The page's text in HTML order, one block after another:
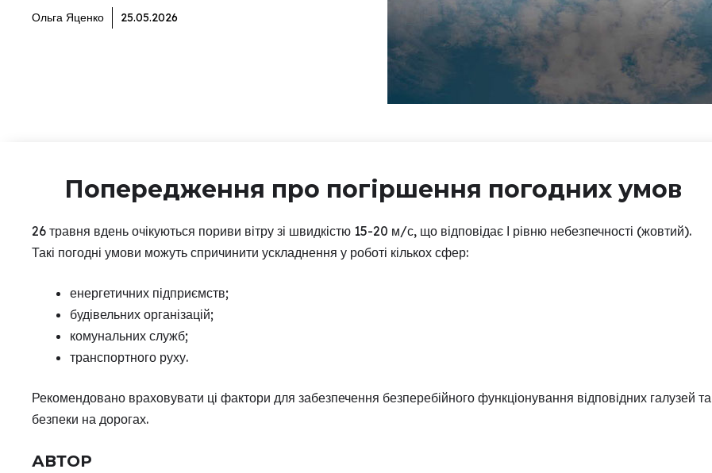
Ольга Яценко 25.05.2026
Попередження про погіршення погодних умов
26 травня вдень очікуються пориви вітру зі швидкістю 15-20 м/с, що відповідає І рівню небезпечності (жовтий).
Такі погодні умови можуть спричинити ускладнення у роботі кількох сфер:
енергетичних підприємств;
будівельних організацій;
комунальних служб;
транспортного руху.
Рекомендовано враховувати ці фактори для забезпечення безперебійного функціонування відповідних галузей та
безпеки на дорогах.
АВТОР